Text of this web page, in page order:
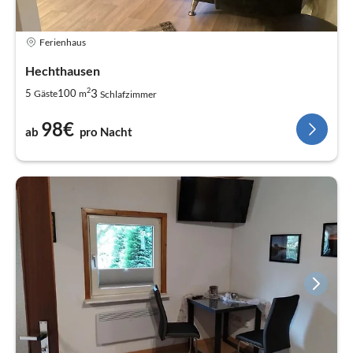
Ferienhaus
Hechthausen
5 Gäste100 m23 Schlafzimmer
ab 98€ pro Nacht